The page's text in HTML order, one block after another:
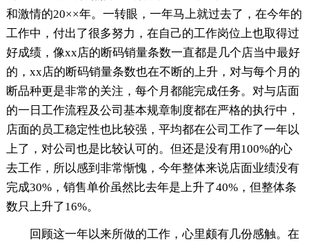
和激情的20××年。一转眼，一年马上就过去了，在今年的
工作中，付出了很多努力，在自己的工作岗位上也取得过
好成绩，像xx店的断码销量条数一直都是几个店当中最好
的，xx店的断码销量条数也在不断的上升，对与每个月的
断品种更是非常的关注，每个月都能完成任务。对与店面
的一日工作流程及公司基本规章制度都在严格的执行中，
店面的员工稳定性也比较强，平均都在公司工作了一年以
上了，对公司也是比较认可的。但还是没有用100%的心
去工作，所以感到非常惭愧，今年整体来说店面业绩没有
完成30%，销售单价虽然比去年是上升了40%，但整体条
数只上升了16%。
回顾这一年以来所做的工作，心里颇有几份感触。在